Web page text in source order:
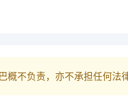
不负责，亦不承担任何法